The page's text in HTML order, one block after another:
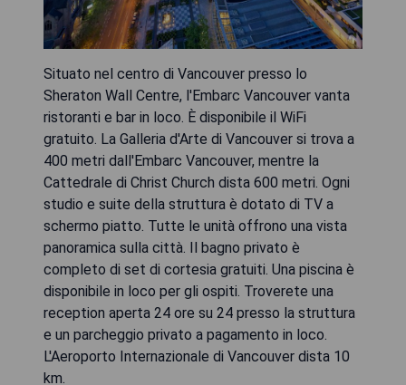
Situato nel centro di Vancouver presso lo
Sheraton Wall Centre, l'Embarc Vancouver vanta
ristoranti e bar in loco. È disponibile il WiFi
gratuito. La Galleria d'Arte di Vancouver si trova a
400 metri dall'Embarc Vancouver, mentre la
Cattedrale di Christ Church dista 600 metri. Ogni
studio e suite della struttura è dotato di TV a
schermo piatto. Tutte le unità offrono una vista
panoramica sulla città. Il bagno privato è
completo di set di cortesia gratuiti. Una piscina è
disponibile in loco per gli ospiti. Troverete una
reception aperta 24 ore su 24 presso la struttura
e un parcheggio privato a pagamento in loco.
L'Aeroporto Internazionale di Vancouver dista 10
km.